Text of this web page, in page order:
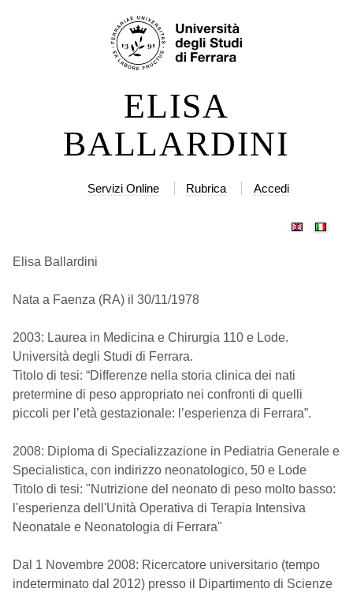
navigazione
ELISA
BALLARDINI
Servizi Online Rubrica Accedi
Elisa Ballardini
Nata a Faenza (RA) il 30/11/1978
2003: Laurea in Medicina e Chirurgia 110 e Lode.
Università degli Studi di Ferrara.
Titolo di tesi: “Differenze nella storia clinica dei nati
pretermine di peso appropriato nei confronti di quelli
piccoli per l’età gestazionale: l’esperienza di Ferrara”.
2008: Diploma di Specializzazione in Pediatria Generale e
Specialistica, con indirizzo neonatologico, 50 e Lode
Titolo di tesi: "Nutrizione del neonato di peso molto basso:
l'esperienza dell'Unità Operativa di Terapia Intensiva
Neonatale e Neonatologia di Ferrara"
Dal 1 Novembre 2008: Ricercatore universitario (tempo
indeterminato dal 2012) presso il Dipartimento di Scienze